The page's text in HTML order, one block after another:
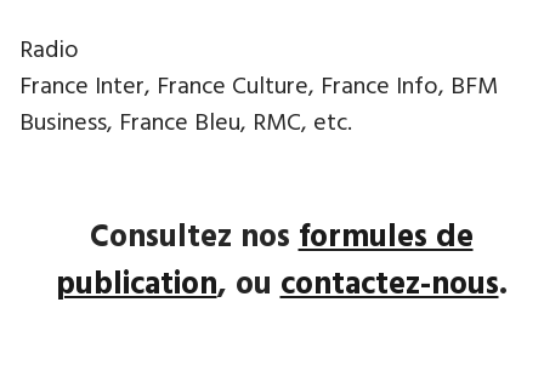
Radio
France Inter, France Culture, France Info, BFM
Business, France Bleu, RMC, etc.
Consultez nosformules de
publication, oucontactez-nous.